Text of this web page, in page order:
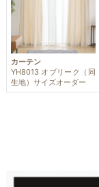
カーテン
YH8013 オブリーク（同
生地）サイズオーダー